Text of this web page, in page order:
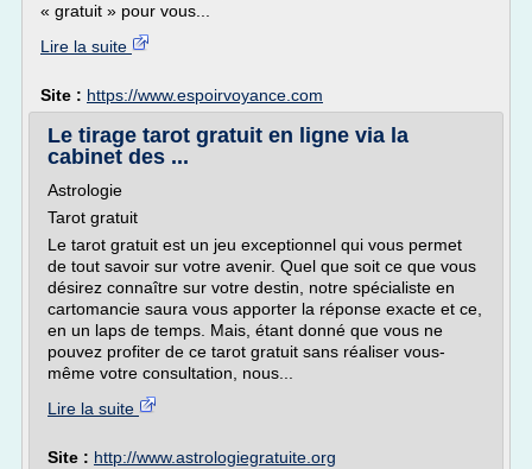
« gratuit » pour vous...
Lire la suite
Site : https://www.espoirvoyance.com
Le tirage tarot gratuit en ligne via la
cabinet des ...
Astrologie
Tarot gratuit
Le tarot gratuit est un jeu exceptionnel qui vous permet
de tout savoir sur votre avenir. Quel que soit ce que vous
désirez connaître sur votre destin, notre spécialiste en
cartomancie saura vous apporter la réponse exacte et ce,
en un laps de temps. Mais, étant donné que vous ne
pouvez profiter de ce tarot gratuit sans réaliser vous-
même votre consultation, nous...
Lire la suite
Site : http://www.astrologiegratuite.org